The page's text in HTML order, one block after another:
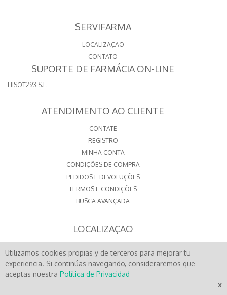
SERVIFARMA
LOCALIZAÇAO
CONTATO
SUPORTE DE FARMÁCIA ON-LINE
HISOT293 S.L.
ATENDIMENTO AO CLIENTE
CONTATE
REGISTRO
MINHA CONTA
CONDIÇÕES DE COMPRA
PEDIDOS E DEVOLUÇÕES
TERMOS E CONDIÇÕES
BUSCA AVANÇADA
LOCALIZAÇAO
PRAZA DA IGREXA, 7
15500 - FENE
A CORUÑA - SPAIN
CONTATO
Utilizamos cookies propias y de terceros para mejorar tu
experiencia. Si continúas navegando, consideraremos que
aceptas nuestra Política de Privacidad
x